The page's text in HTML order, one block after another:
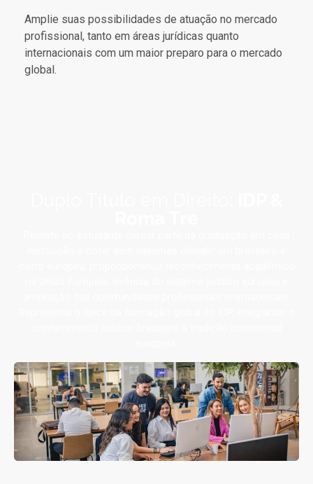
Amplie suas possibilidades de atuação no mercado
profissional, tanto em áreas jurídicas quanto
internacionais com um maior preparo para o mercado
global.